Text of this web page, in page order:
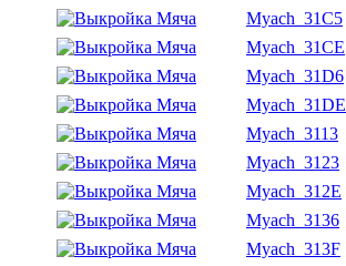
Myach_31C5
Myach_31CE
Myach_31D6
Myach_31DE
Myach_3113
Myach_3123
Myach_312E
Myach_3136
Myach_313F